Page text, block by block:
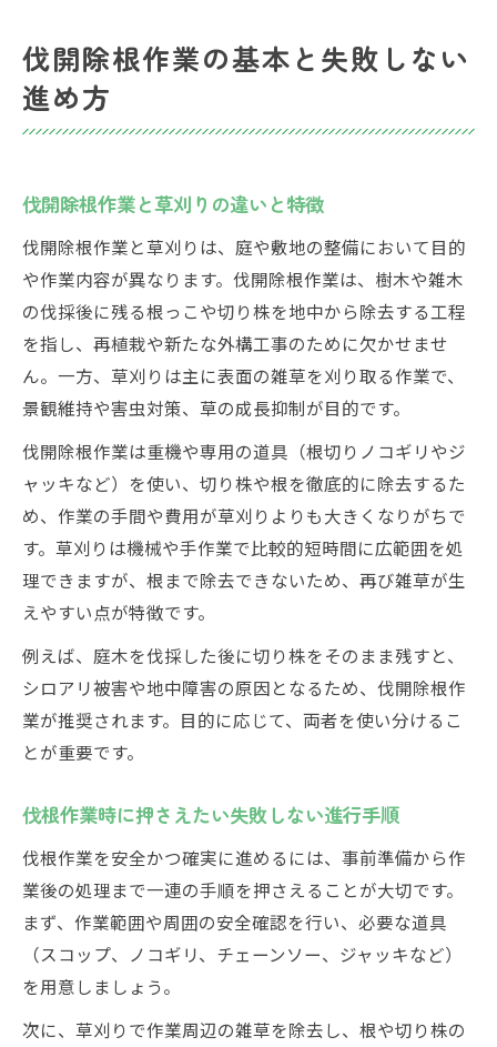
伐開除根作業の基本と失敗しない
進め方
伐開除根作業と草刈りの違いと特徴
伐開除根作業と草刈りは、庭や敷地の整備において目的
や作業内容が異なります。伐開除根作業は、樹木や雑木
の伐採後に残る根っこや切り株を地中から除去する工程
を指し、再植栽や新たな外構工事のために欠かせませ
ん。一方、草刈りは主に表面の雑草を刈り取る作業で、
景観維持や害虫対策、草の成長抑制が目的です。
伐開除根作業は重機や専用の道具（根切りノコギリやジ
ャッキなど）を使い、切り株や根を徹底的に除去するた
め、作業の手間や費用が草刈りよりも大きくなりがちで
す。草刈りは機械や手作業で比較的短時間に広範囲を処
理できますが、根まで除去できないため、再び雑草が生
えやすい点が特徴です。
例えば、庭木を伐採した後に切り株をそのまま残すと、
シロアリ被害や地中障害の原因となるため、伐開除根作
業が推奨されます。目的に応じて、両者を使い分けるこ
とが重要です。
伐根作業時に押さえたい失敗しない進行手順
伐根作業を安全かつ確実に進めるには、事前準備から作
業後の処理まで一連の手順を押さえることが大切です。
まず、作業範囲や周囲の安全確認を行い、必要な道具
（スコップ、ノコギリ、チェーンソー、ジャッキなど）
を用意しましょう。
次に、草刈りで作業周辺の雑草を除去し、根や切り株の